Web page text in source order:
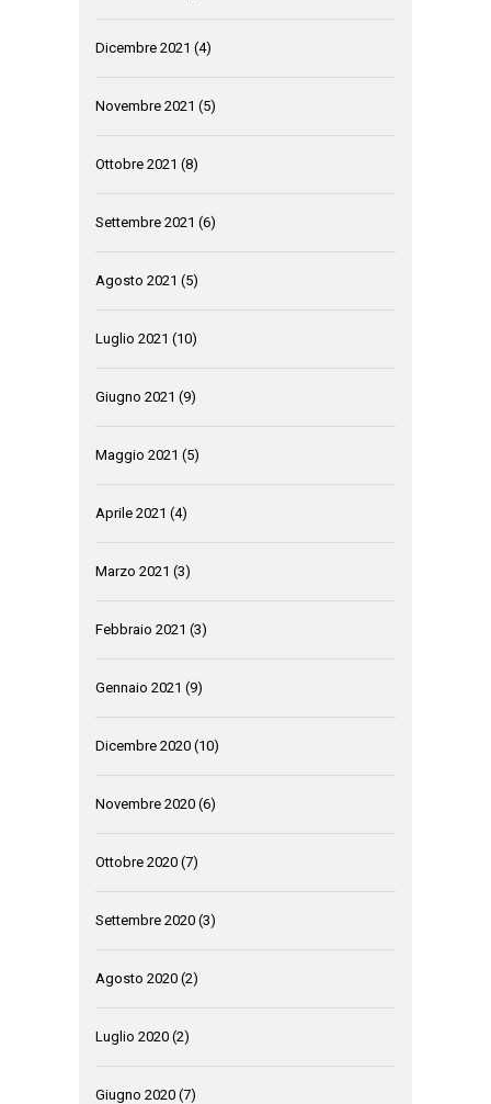
Dicembre 2021 (4)
Novembre 2021 (5)
Ottobre 2021 (8)
Settembre 2021 (6)
Agosto 2021 (5)
Luglio 2021 (10)
Giugno 2021 (9)
Maggio 2021 (5)
Aprile 2021 (4)
Marzo 2021 (3)
Febbraio 2021 (3)
Gennaio 2021 (9)
Dicembre 2020 (10)
Novembre 2020 (6)
Ottobre 2020 (7)
Settembre 2020 (3)
Agosto 2020 (2)
Luglio 2020 (2)
Giugno 2020 (7)